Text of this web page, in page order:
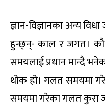
ज्ञान-विज्ञानका अन्य
हुन्छ्न्- काल र जगत।
समयलाई प्रधान मान्दै
थोक हो। गलत समयमा
समयमा गरेका गलत कुरा